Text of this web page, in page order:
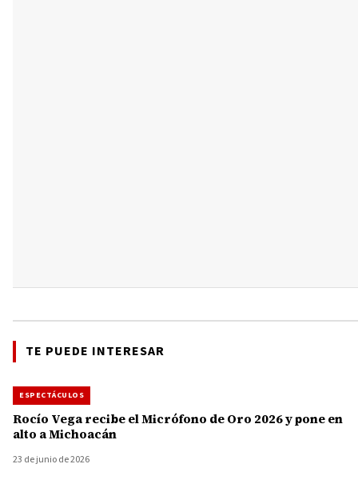
TE PUEDE INTERESAR
ESPECTÁCULOS
Rocío Vega recibe el Micrófono de Oro 2026 y pone en
alto a Michoacán
23 de junio de 2026